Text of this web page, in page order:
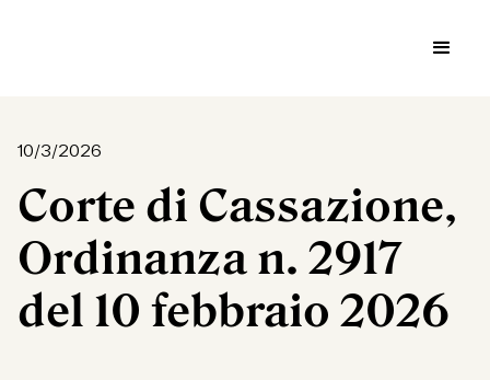
10/3/2026
Corte di Cassazione,
Ordinanza n. 2917
del 10 febbraio 2026